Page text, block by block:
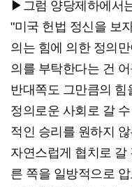
▶그럼 양당제하에서
"미국 헌법 정신을 보
의는 힘에 의한 정의
의를 부탁한다는 건
반대쪽도 그만큼의 힘
정의로운 사회로 갈
적인 승리를 원하지
자연스럽게 협치로 갈
른 쪽을 일방적으로